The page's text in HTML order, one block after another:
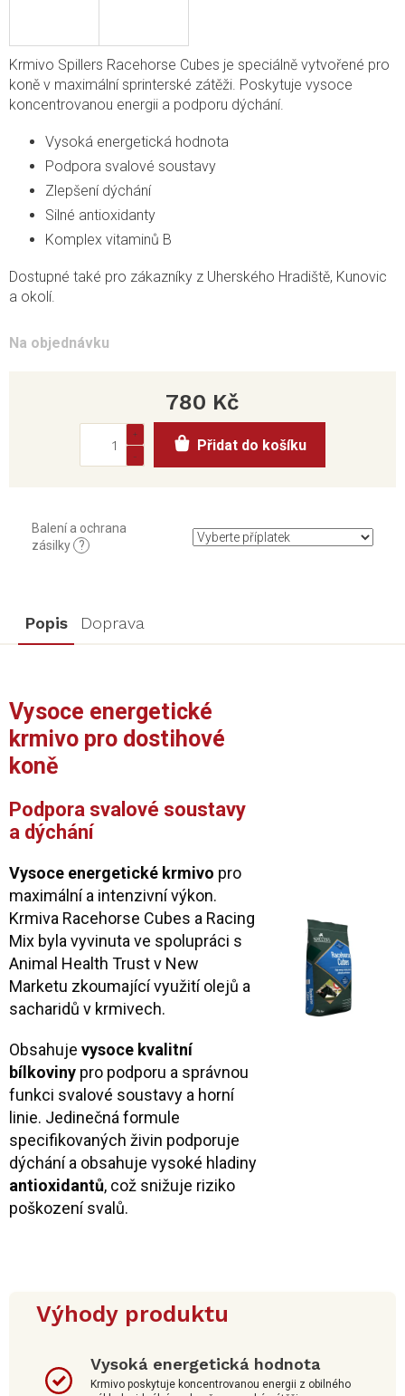
Na objednávku
Balení a ochrana
zásilky
?
Krmivo Spillers Racehorse Cubes je speciálně vytvořené pro
koně v maximální sprinterské zátěži. Poskytuje vysoce
koncentrovanou energii a podporu dýchání.
Vysoká energetická hodnota
Podpora svalové soustavy
Zlepšení dýchání
Silné antioxidanty
Komplex vitaminů B
Dostupné také pro zákazníky z Uherského Hradiště, Kunovic
a okolí.
780 Kč
cena:
Přidat do košíku
Popis Doprava
Vysoce energetické
krmivo pro dostihové
koně
Podpora svalové soustavy
a dýchání
Vysoce energetické krmivo pro
maximální a intenzivní výkon.
Krmiva Racehorse Cubes a Racing
Mix byla vyvinuta ve spolupráci s
Animal Health Trust v New
Marketu zkoumající využití olejů a
sacharidů v krmivech.
Obsahuje vysoce kvalitní
bílkoviny pro podporu a správnou
funkci svalové soustavy a horní
linie. Jedinečná formule
specifikovaných živin podporuje
dýchání a obsahuje vysoké hladiny
antioxidantů, což snižuje riziko
poškození svalů.
Výhody produktu
Vysoká energetická hodnota
Krmivo poskytuje koncentrovanou energii z obilného